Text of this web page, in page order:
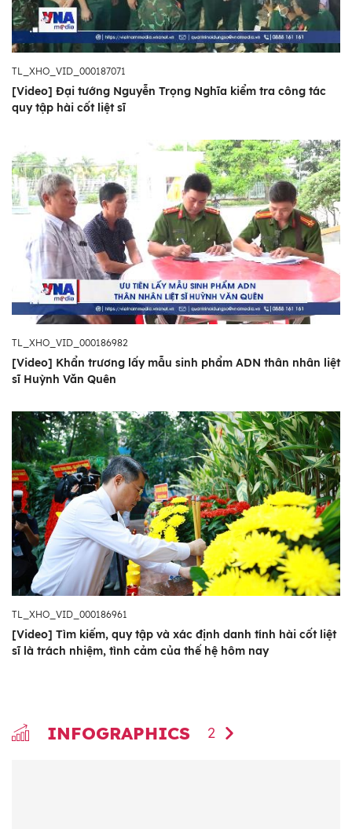
TL_XHO_VID_000187071
[Video] Đại tướng Nguyễn Trọng Nghĩa kiểm tra công tác
quy tập hài cốt liệt sĩ
TL_XHO_VID_000186982
[Video] Khẩn trương lấy mẫu sinh phẩm ADN thân nhân liệt
sĩ Huỳnh Văn Quên
TL_XHO_VID_000186961
[Video] Tìm kiếm, quy tập và xác định danh tính hài cốt liệt
sĩ là trách nhiệm, tình cảm của thế hệ hôm nay
INFOGRAPHICS 2